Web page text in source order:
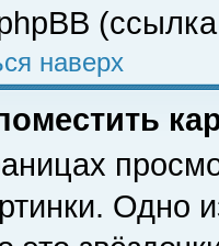
наверх
Одно